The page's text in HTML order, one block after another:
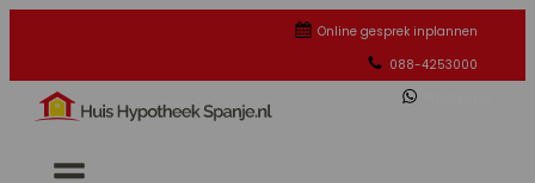
Online gesprek inplannen
088-4253000